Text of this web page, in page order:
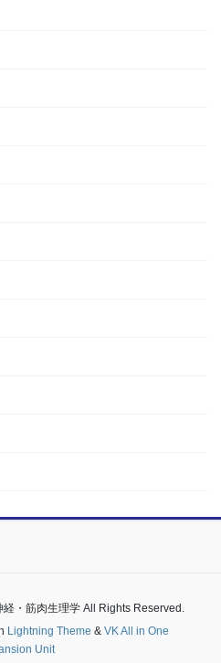
・筋肉生理学 All Rights Reserved.
Lightning Theme & VK All in One
Unit